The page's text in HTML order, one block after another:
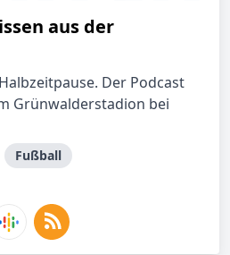
aus der
Der Podcast
Grünwalderstadion bei
Fußball